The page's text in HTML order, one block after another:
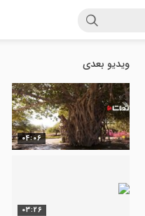
ویدیو بعدی
04:06
03:26